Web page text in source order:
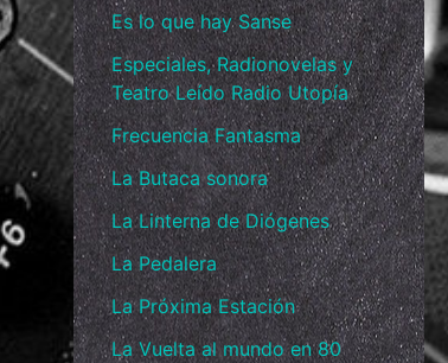
Es lo que hay Sanse
Especiales, Radionovelas y
Teatro Leído Radio Utopía
Frecuencia Fantasma
La Butaca sonora
La Linterna de Diógenes
La Pedalera
La Próxima Estación
La Vuelta al mundo en 80